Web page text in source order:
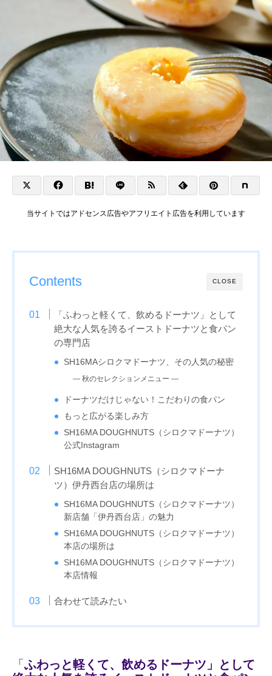
当サイトではアドセンス広告やアフリエイト広告を利用しています
CLOSE
Contents
「ふわっと軽くて、飲めるドーナツ」として
絶大な人気を誇るイーストドーナツと食パン
の専門店
SH16MAシロクマドーナツ、その人気の秘密
— 秋のセレクションメニュー —
ドーナツだけじゃない！こだわりの食パン
もっと広がる楽しみ方
SH16MA DOUGHNUTS（シロクマドーナツ）
公式Instagram
SH16MA DOUGHNUTS（シロクマドーナ
ツ）伊丹西台店の場所は
SH16MA DOUGHNUTS（シロクマドーナツ）
新店舗「伊丹西台店」の魅力
SH16MA DOUGHNUTS（シロクマドーナツ）
本店の場所は
SH16MA DOUGHNUTS（シロクマドーナツ）
本店情報
合わせて読みたい
「 ふわっと軽くて、飲めるドーナツ」として